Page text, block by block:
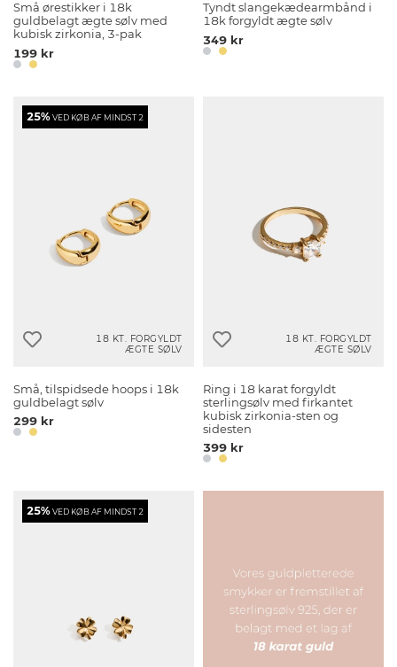
Små ørestikker i 18k
guldbelagt ægte sølv med
kubisk zirkonia, 3-pak
199 kr
Tyndt slangekædearmbånd i
18k forgyldt ægte sølv
349 kr
25%VED KØB AF MINDST 2
18 KT. FORGYLDT
ÆGTE SØLV
Små, tilspidsede hoops i 18k
guldbelagt sølv
299 kr
18 KT. FORGYLDT
ÆGTE SØLV
Ring i 18 karat forgyldt
sterlingsølv med firkantet
kubisk zirkonia-sten og
sidesten
399 kr
25%VED KØB AF MINDST 2